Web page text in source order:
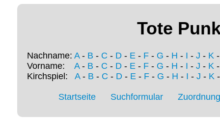
Tote
Nachname: A- B - C - D - E - F - G - H - I - J - K
Vorname: A- B - C - D - E - F - G - H - I - J - K
Kirchspiel: A- B - C - D- E- F- G - H - I - J - K
Startseite Suchformular